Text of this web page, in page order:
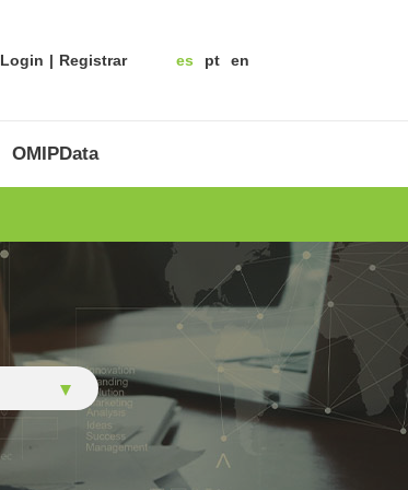
Login Registrar es pt en
OMIPData